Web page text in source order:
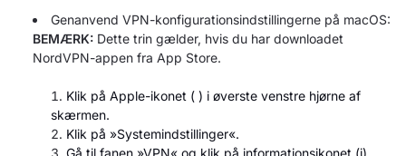
Genanvend VPN-konfigurationsindstillingerne på macOS:
BEMÆRK: Dette trin gælder, hvis du har downloadet
NordVPN-appen fra App Store.
Klik på Apple-ikonet ( ) i øverste venstre hjørne af
skærmen.
Klik på »Systemindstillinger«.
Gå til fanen »VPN« og klik på informationsikonet (i)